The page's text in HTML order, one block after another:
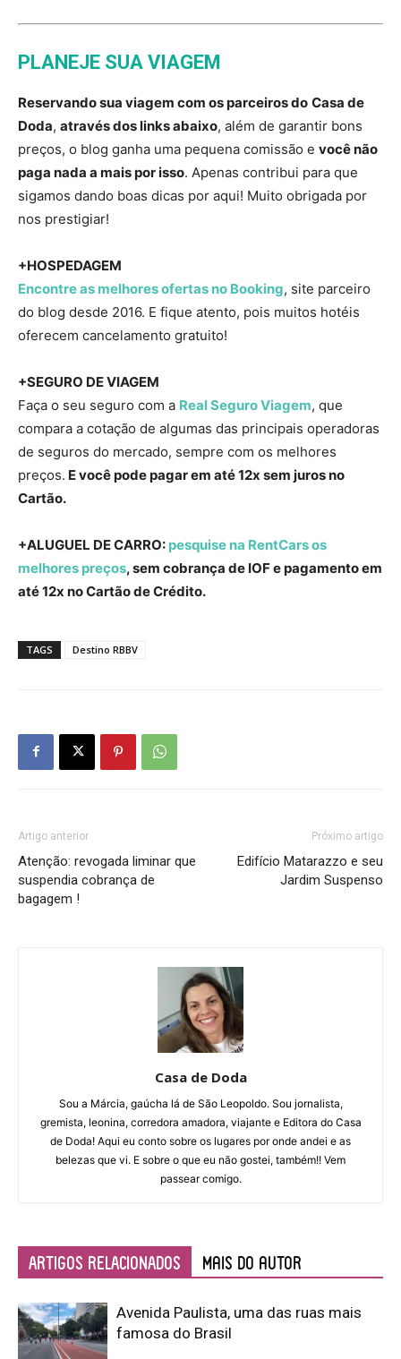
PLANEJE SUA VIAGEM
Reservando sua viagem com os parceiros do Casa de
Doda, através dos links abaixo, além de garantir bons
preços, o blog ganha uma pequena comissão e você não
paga nada a mais por isso. Apenas contribui para que
sigamos dando boas dicas por aqui! Muito obrigada por
nos prestigiar!
+HOSPEDAGEM
Encontre as melhores ofertas no Booking, site parceiro
do blog desde 2016. E fique atento, pois muitos hotéis
oferecem cancelamento gratuito!
+SEGURO DE VIAGEM
Faça o seu seguro com a Real Seguro Viagem, que
compara a cotação de algumas das principais operadoras
de seguros do mercado, sempre com os melhores
preços. E você pode pagar em até 12x sem juros no
Cartão.
+ALUGUEL DE CARRO: pesquise na RentCars os
melhores preços, sem cobrança de IOF e pagamento em
até 12x no Cartão de Crédito.
TAGS Destino RBBV
Artigo anterior
Atenção: revogada liminar que
suspendia cobrança de
bagagem !
Próximo artigo
Edifício Matarazzo e seu
Jardim Suspenso
Casa de Doda
Sou a Márcia, gaúcha lá de São Leopoldo. Sou jornalista,
gremista, leonina, corredora amadora, viajante e Editora do Casa
de Doda! Aqui eu conto sobre os lugares por onde andei e as
belezas que vi. E sobre o que eu não gostei, também!! Vem
passear comigo.
ARTIGOS RELACIONADOS Mais do autor
Avenida Paulista, uma das ruas mais
famosa do Brasil